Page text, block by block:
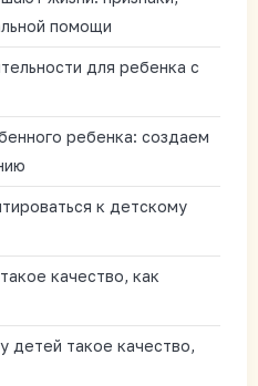
помощи
для ребенка с
ребенка: создаем
к детскому
качество, как
детей такое качество,